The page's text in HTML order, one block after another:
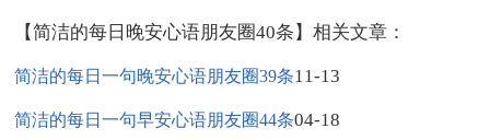
【简洁的每日晚安心语朋友圈40条】相关文章：
简洁的每日一句晚安心语朋友圈39条11-13
简洁的每日一句早安心语朋友圈44条04-18